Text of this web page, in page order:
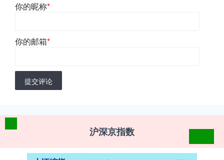
你的昵称*
你的邮箱*
提交评论
沪深京指数